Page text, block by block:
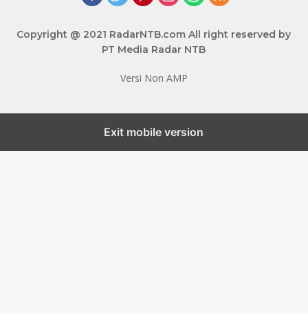
Copyright @ 2021 RadarNTB.com All right reserved by
PT Media Radar NTB
Versi Non AMP
Exit mobile version